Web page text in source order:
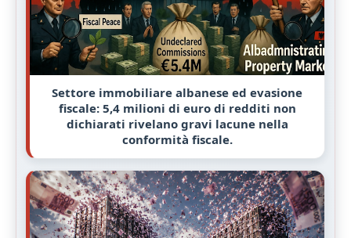
Settore immobiliare albanese ed evasione
fiscale: 5,4 milioni di euro di redditi non
dichiarati rivelano gravi lacune nella
conformità fiscale.